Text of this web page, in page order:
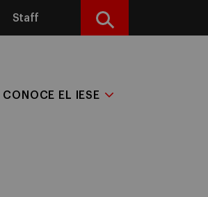
Staff Buscar
CONOCE EL IESE